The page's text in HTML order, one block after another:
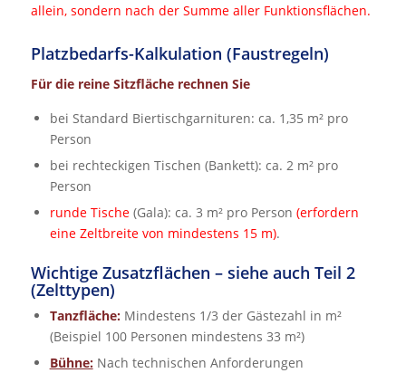
allein, sondern nach der Summe aller Funktionsflächen.
Platzbedarfs-Kalkulation (Faustregeln)
Für die reine Sitzfläche rechnen Sie
bei Standard Biertischgarnituren: ca. 1,35 m² pro
Person
bei rechteckigen Tischen (Bankett): ca. 2 m² pro
Person
runde Tische(Gala): ca. 3 m² pro Person (erfordern
eine Zeltbreite von mindestens 15 m).
Wichtige Zusatzflächen – siehe auch Teil 2
(Zelttypen)
Tanzfläche:Mindestens 1/3 der Gästezahl in m²
(Beispiel 100 Personen mindestens 33 m²)
Bühne:Nach technischen Anforderungen